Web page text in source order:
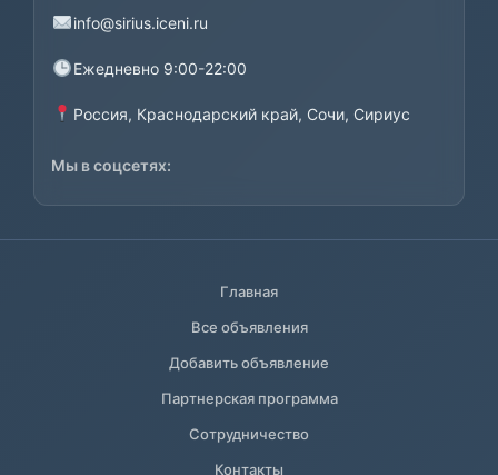
info@sirius.iceni.ru
Ежедневно 9:00-22:00
Россия, Краснодарский край, Сочи, Сириус
Мы в соцсетях:
Главная
Все объявления
Добавить объявление
Партнерская программа
Сотрудничество
Контакты